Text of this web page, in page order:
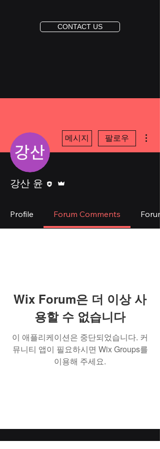
CONTACT US
메시지 팔로우
강산 윤
Profile Forum Comments
Wix Forum은 더 이상 사
용할 수 없습니다
이 애플리케이션은 중단되었습니다. 커
뮤니티 앱이 필요하시면 Wix Groups를
이용해 주세요.